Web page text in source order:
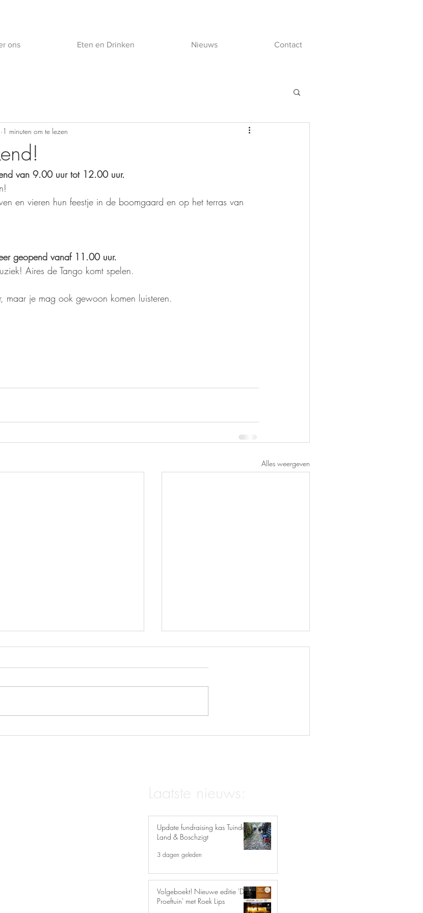
ons Eten en Drinken Nieuws Contact
1 minuten om te lezen
van 9.00 uur tot 12.00 uur.
en vieren hun feestje in de boomgaard en op het terras van
geopend vanaf 11.00 uur.
Aires de Tango komt spelen.
maar je mag ook gewoon komen luisteren.
Alles weergeven
Volgeboekt! Nieuwe editie 'De
Pasen bij De Serre (zondag 5
Laatste nieuws:
Update fundraising kas Tuinderij
Land & Boschzigt
3 dagen geleden
Volgeboekt! Nieuwe editie 'De
Proeftuin' met Roek Lips